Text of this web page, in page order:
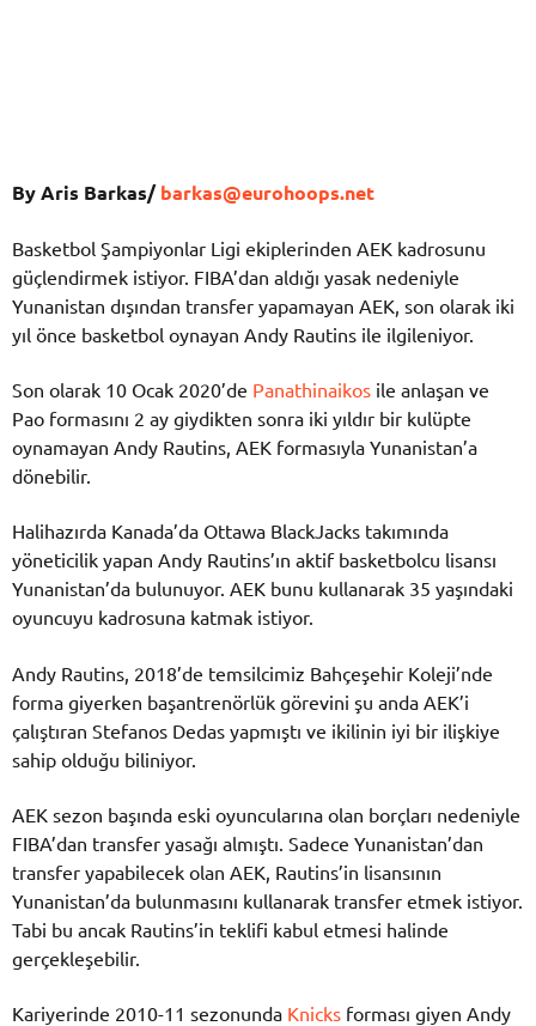
By Aris Barkas/barkas@eurohoops.net
Basketbol Şampiyonlar Ligi ekiplerinden AEK kadrosunu
güçlendirmek istiyor. FIBA’dan aldığı yasak nedeniyle
Yunanistan dışından transfer yapamayan AEK, son olarak iki
yıl önce basketbol oynayan Andy Rautins ile ilgileniyor.
Son olarak 10 Ocak 2020’de Panathinaikos ile anlaşan ve
Pao formasını 2 ay giydikten sonra iki yıldır bir kulüpte
oynamayan Andy Rautins, AEK formasıyla Yunanistan’a
dönebilir.
Halihazırda Kanada’da Ottawa BlackJacks takımında
yöneticilik yapan Andy Rautins’ın aktif basketbolcu lisansı
Yunanistan’da bulunuyor. AEK bunu kullanarak 35 yaşındaki
oyuncuyu kadrosuna katmak istiyor.
Andy Rautins, 2018’de temsilcimiz Bahçeşehir Koleji’nde
forma giyerken başantrenörlük görevini şu anda AEK’i
çalıştıran Stefanos Dedas yapmıştı ve ikilinin iyi bir ilişkiye
sahip olduğu biliniyor.
AEK sezon başında eski oyuncularına olan borçları nedeniyle
FIBA’dan transfer yasağı almıştı. Sadece Yunanistan’dan
transfer yapabilecek olan AEK, Rautins’in lisansının
Yunanistan’da bulunmasını kullanarak transfer etmek istiyor.
Tabi bu ancak Rautins’in teklifi kabul etmesi halinde
gerçekleşebilir.
Kariyerinde 2010-11 sezonunda Knicks forması giyen Andy